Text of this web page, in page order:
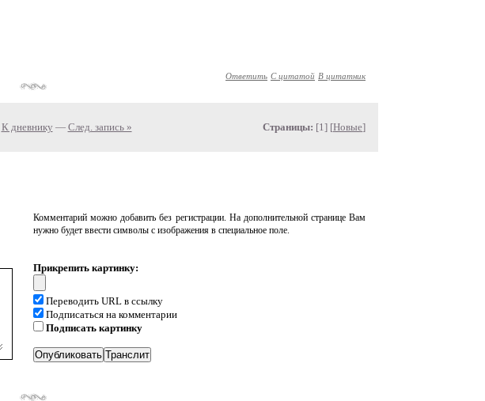
Ответить С цитатой В цитатник
К дневнику — След. запись » Страницы: [1] [Новые]
Комментарий можно добавить без регистрации. На дополнительной странице Вам
нужно будет ввести символы с изображения в специальное поле.
Прикрепить картинку:
Переводить URL в ссылку
Подписаться на комментарии
Подписать картинку